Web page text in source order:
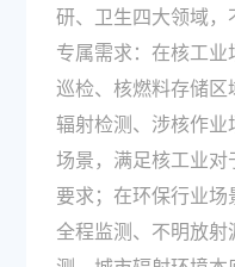
研、卫生四大领域，
专属需求：在核工
巡检、核燃料存储区
辐射检测、涉核作
场景，满足核工业
要求；在环保行业
全程监测、不明放射